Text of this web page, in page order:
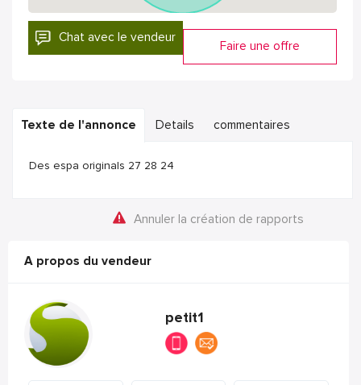
Chat avec le vendeur
Faire une offre
Texte de l'annonce Details commentaires
Des espa originals 27 28 24
Annuler la création de rapports
A propos du vendeur
petit1